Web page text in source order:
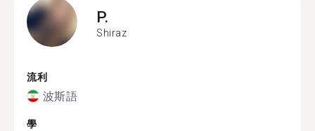
P.
Shiraz
流利
波斯語
學